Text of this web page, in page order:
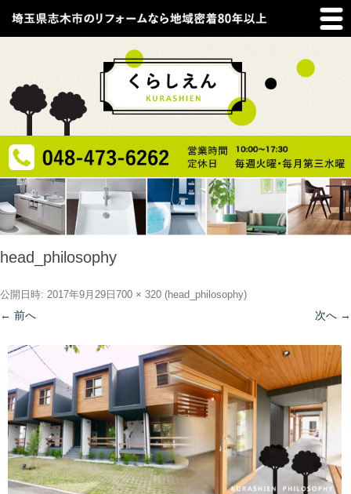
head_philosophy
公開日時: 2017年9月29日 700 × 320 (head_philosophy)
← 前へ 次へ →